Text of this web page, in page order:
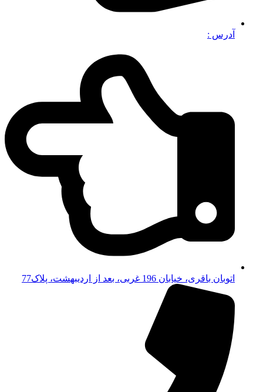
آدرس :
اتوبان باقری، خیابان 196 غربی، بعد از اردیبهشت، پلاک77